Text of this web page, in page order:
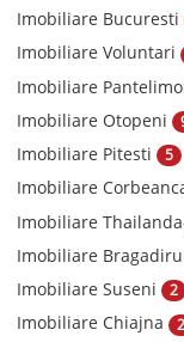
Imobiliare Bucuresti
Imobiliare Voluntari
Imobiliare
Imobiliare Otopeni
Imobiliare Pitesti 5
Imobiliare
Imobiliare
Imobiliare Bragadiru
Imobiliare Suseni 2
Imobiliare Chiajna 2